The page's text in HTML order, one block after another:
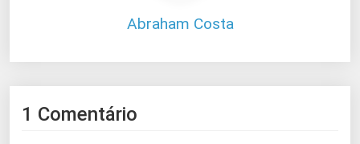
Abraham Costa
1 Comentário